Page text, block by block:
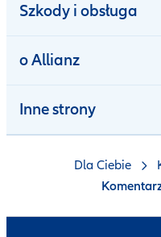
Szkody i obsługa
o Allianz
Inne strony
Dla Ciebie